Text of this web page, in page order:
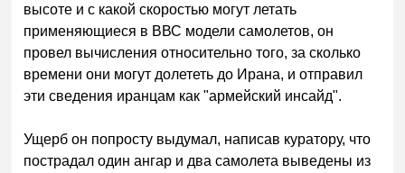
высоте и с какой скоростью могут летать
применяющиеся в ВВС модели самолетов, он
провел вычисления относительно того, за сколько
времени они могут долететь до Ирана, и отправил
эти сведения иранцам как "армейский инсайд".
Ущерб он попросту выдумал, написав куратору, что
пострадал один ангар и два самолета выведены из